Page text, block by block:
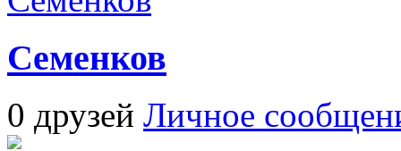
Семенков
0 друзей Личное